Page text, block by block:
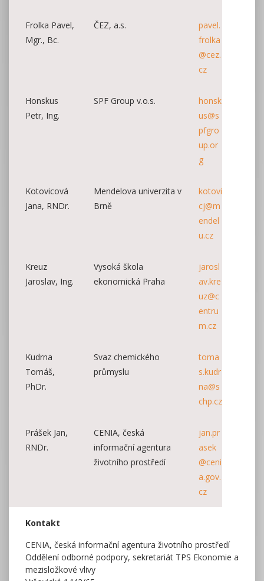
Frolka Pavel,
Mgr., Bc.
ČEZ, a.s.
pavel.
frolka
@cez.
cz
Honskus
Petr, Ing.
SPF Group v.o.s.
honsk
us@s
pfgro
up.or
g
Kotovicová
Jana, RNDr.
Mendelova univerzita v
Brně
kotovi
cj@m
endel
u.cz
Kreuz
Jaroslav, Ing.
Vysoká škola
ekonomická Praha
jarosl
av.kre
uz@c
entru
m.cz
Kudrna
Tomáš,
PhDr.
Svaz chemického
průmyslu
toma
s.kudr
na@s
chp.cz
Prášek Jan,
RNDr.
CENIA, česká
informační agentura
životního prostředí
jan.pr
asek
@ceni
a.gov.
cz
Kontakt
CENIA, česká informační agentura životního prostředí
Oddělení odborné podpory, sekretariát TPS Ekonomie a
mezisložkové vlivy